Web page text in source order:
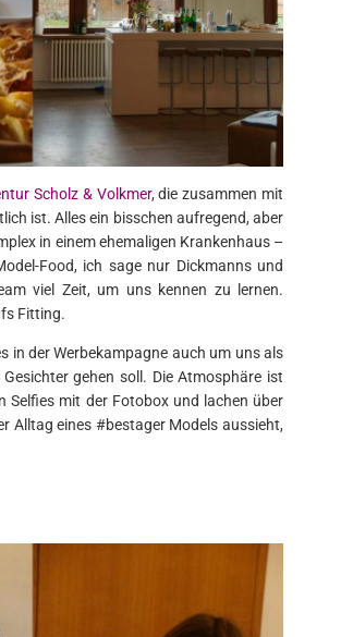
Scholz & Volkmer, die zusammen mit
ist. Alles ein bisschen aufregend, aber
in einem ehemaligen Krankenhaus –
Food, ich sage nur Dickmanns und
viel Zeit, um uns kennen zu lernen.
Fitting.
in der Werbekampagne auch um uns als
gehen soll. Die Atmosphäre ist
Selfies mit der Fotobox und lachen über
Alltag eines #bestager Models aussieht,